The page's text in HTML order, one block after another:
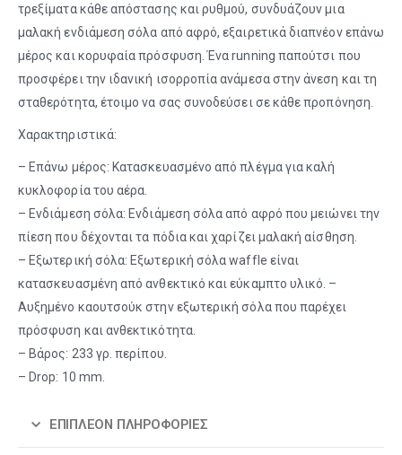
τρεξίματα κάθε απόστασης και ρυθμού, συνδυάζουν μια
μαλακή ενδιάμεση σόλα από αφρό, εξαιρετικά διαπνέον επάνω
μέρος και κορυφαία πρόσφυση. Ένα running παπούτσι που
προσφέρει την ιδανική ισορροπία ανάμεσα στην άνεση και τη
σταθερότητα, έτοιμο να σας συνοδεύσει σε κάθε προπόνηση.
Χαρακτηριστικά:
– Επάνω μέρος: Κατασκευασμένο από πλέγμα για καλή
κυκλοφορία του αέρα.
– Ενδιάμεση σόλα: Ενδιάμεση σόλα από αφρό που μειώνει την
πίεση που δέχονται τα πόδια και χαρίζει μαλακή αίσθηση.
– Εξωτερική σόλα: Εξωτερική σόλα waffle είναι
κατασκευασμένη από ανθεκτικό και εύκαμπτο υλικό. –
Αυξημένο καουτσούκ στην εξωτερική σόλα που παρέχει
πρόσφυση και ανθεκτικότητα.
– Βάρος: 233 γρ. περίπου.
– Drop: 10 mm.
ΕΠΙΠΛΈΟΝ ΠΛΗΡΟΦΟΡΊΕΣ